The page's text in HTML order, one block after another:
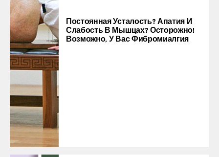
Постоянная Усталость? Апатия И
Слабость В Мышцах? Осторожно!
Возможно, У Вас Фибромиалгия